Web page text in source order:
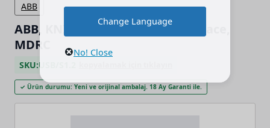
ABB
ABB, KNX, [USB/S1.2], USB Interface,
MDRC
SKU:USB/S1.2
✓ Ürün durumu: Yeni ve orijinal ambalaj. 18 Ay Garanti ile.
Change Language
No! Close